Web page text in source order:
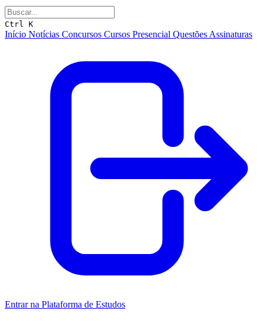
Ctrl K
Início Notícias Concursos Cursos Presencial Questões Assinaturas
Entrar na Plataforma de Estudos